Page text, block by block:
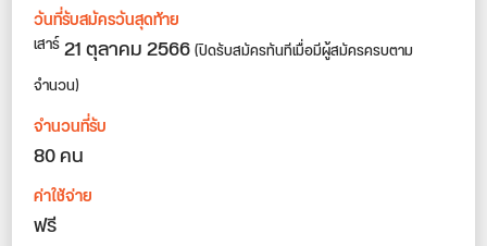
วันที่รับสมัครวันสุดท้าย
เสาร์21 ตุลาคม 2566(ปิดรับสมัครทันทีเมื่อมีผู้สมัครครบตาม
จำนวน)
จำนวนที่รับ
80 คน
ค่าใช้จ่าย
ฟรี